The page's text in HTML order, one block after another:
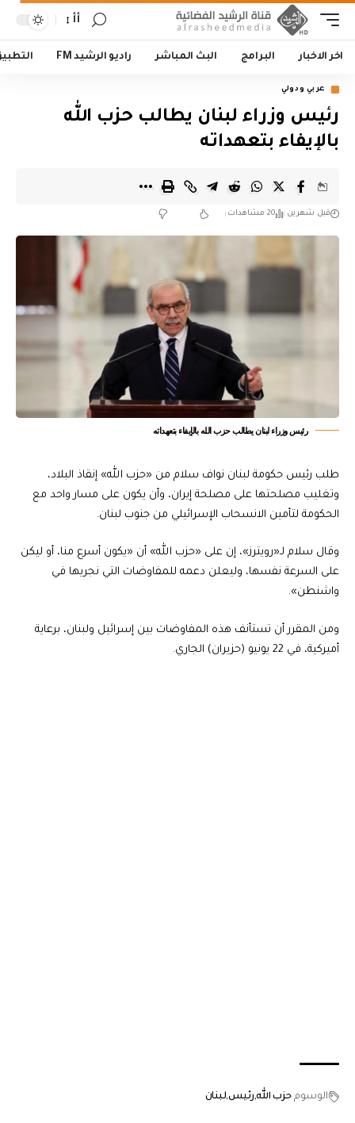
أأ
اخر الاخبار البرامج البث المباشر راديو الرشيد FM
عربي ودولي
رئيس وزراء لبنان يطالب حزب الله
بالإيفاء بتعهداته
قبل شهرين 20 مشاهدات
رئيس وزراء لبنان يطالب حزب الله بالإيفاء بتعهداته
طلب رئيس حكومة ‌لبنان نواف سلام من «حزب الله» إنقاذ البلاد،
وتغليب مصلحتها على مصلحة إيران، وأن يكون على مسار واحد مع
الحكومة لتأمين الانسحاب الإسرائيلي من جنوب لبنان.
وقال سلام لـ«رويترز»، إن على «حزب الله» أن «يكون أسرع منا، أو ​ليكن
على السرعة نفسها، وليعلن دعمه للمفاوضات التي نجريها في
واشنطن».
ومن المقرر أن تستأنف هذه المفاوضات بين إسرائيل ولبنان، برعاية
أميركية، في 22 يونيو (حزيران) الجاري.
الوسوم حزب الله رئيسلبنان